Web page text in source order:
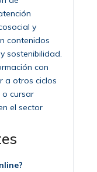
y
contenidos
sostenibilidad.
con
a otros ciclos
o cursar
el sector